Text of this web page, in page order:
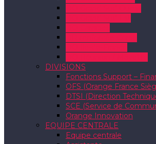
DIVISIONS
Fonctions Support –
OFS (Orange France
DTSI (Direction
SCE (Service de
Orange Innovation
EQUIPE CENTRALE
Equipe centrale